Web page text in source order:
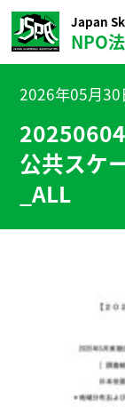
Japan
NPO
2026年05月30
公共スケ
_ALL